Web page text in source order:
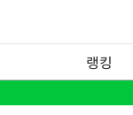
랭킹